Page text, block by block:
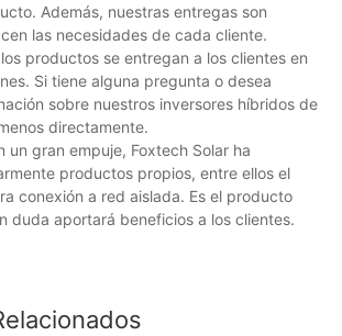
Además, nuestras entregas son
las necesidades de cada cliente.
productos se entregan a los clientes en
Si tiene alguna pregunta o desea
sobre nuestros inversores híbridos de
directamente.
un gran empuje, Foxtech Solar ha
productos propios, entre ellos el
conexión a red aislada. Es el producto
duda aportará beneficios a los clientes.